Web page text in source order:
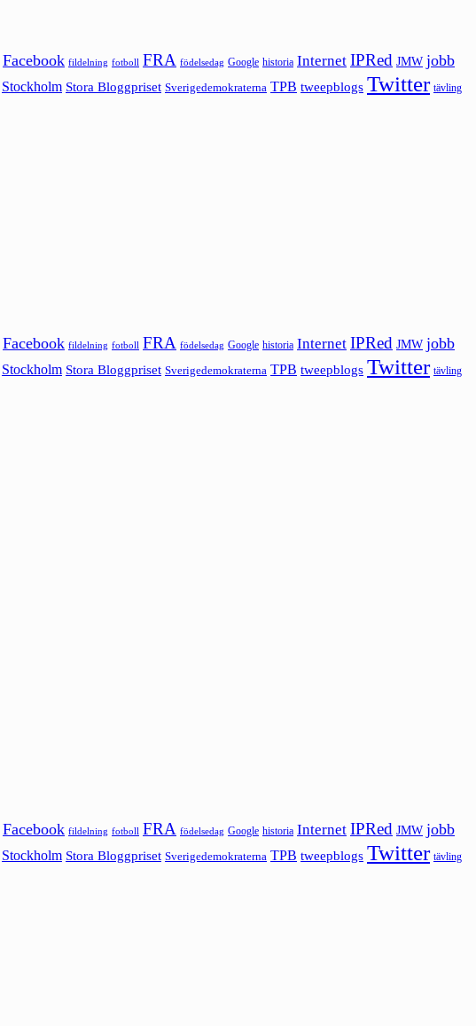
Facebook fildelning fotboll FRA födelsedag Google historia Internet IPRed JMW jobb
Stockholm Stora Bloggpriset Sverigedemokraterna TPB tweepblogs Twitter tävling
Facebook fildelning fotboll FRA födelsedag Google historia Internet IPRed JMW jobb
Stockholm Stora Bloggpriset Sverigedemokraterna TPB tweepblogs Twitter tävling
Facebook fildelning fotboll FRA födelsedag Google historia Internet IPRed JMW jobb
Stockholm Stora Bloggpriset Sverigedemokraterna TPB tweepblogs Twitter tävling